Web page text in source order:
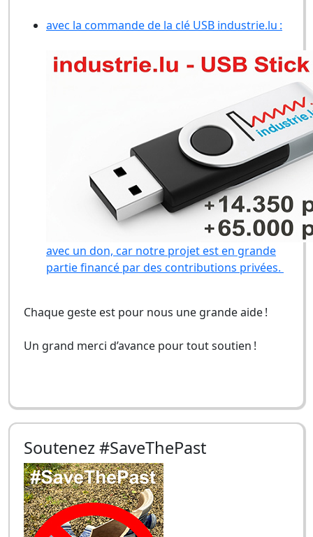
avec la commande de la clé USB industrie.lu :
avec un don, car notre projet est en grande
partie financé par des contributions privées.
Chaque geste est pour nous une grande aide !
Un grand merci d’avance pour tout soutien !
Soutenez #SaveThePast